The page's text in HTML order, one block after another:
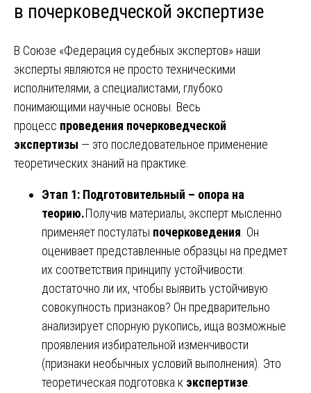
в почерковедческой экспертизе
В Союзе «Федерация судебных экспертов» наши
эксперты являются не просто техническими
исполнителями, а специалистами, глубоко
понимающими научные основы. Весь
процесс проведения почерковедческой
экспертизы — это последовательное применение
теоретических знаний на практике.
Этап 1: Подготовительный – опора на
теорию.Получив материалы, эксперт мысленно
применяет постулаты почерковедения. Он
оценивает представленные образцы на предмет
их соответствия принципу устойчивости:
достаточно ли их, чтобы выявить устойчивую
совокупность признаков? Он предварительно
анализирует спорную рукопись, ища возможные
проявления избирательной изменчивости
(признаки необычных условий выполнения). Это
теоретическая подготовка к экспертизе.